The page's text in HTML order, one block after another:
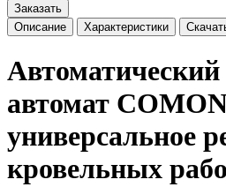
Заказать
Описание
Характеристики
автомат
универсальное
кровельных